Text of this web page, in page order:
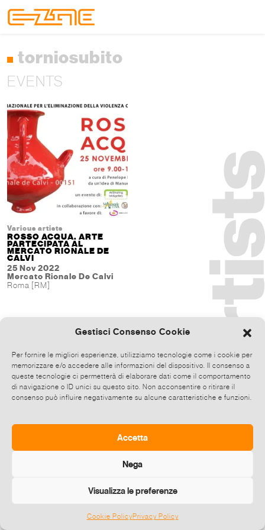
Gestisci Consenso Cookie
Per fornire le migliori esperienze, utilizziamo tecnologie come i cookie per
memorizzare e/o accedere alle informazioni del dispositivo. Il consenso a
queste tecnologie ci permetterà di elaborare dati come il comportamento
di navigazione o ID unici su questo sito. Non acconsentire o ritirare il
consenso può influire negativamente su alcune caratteristiche e funzioni.
Accetta
Nega
Visualizza le preferenze
Cookie PolicyPrivacy Policy
torniosubito
EVENTS
Various artists
ROSSO ACQUA. ARTE
PARTECIPATA AL
MERCATO RIONALE DE
CALVI
25 Nov 2022
Mercato Rionale De Calvi
Roma [RM]
©2026 E-zine